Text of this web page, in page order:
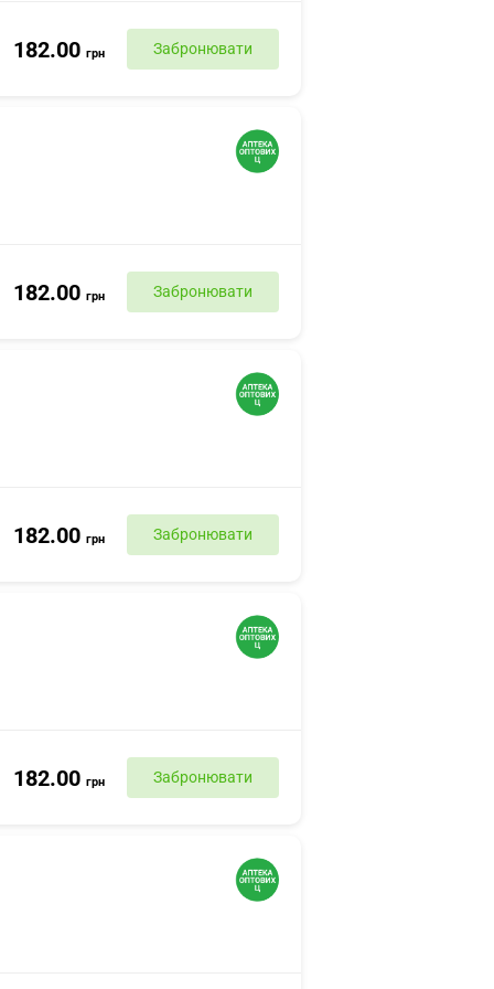
182.00 грн Забронювати
182.00 грн Забронювати
182.00 грн Забронювати
182.00 грн Забронювати